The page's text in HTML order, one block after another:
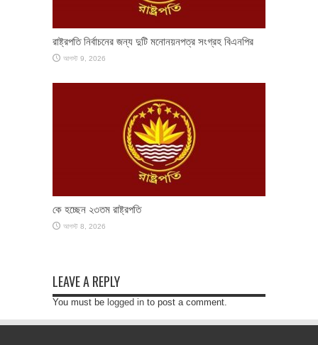
রাষ্ট্রপতি নির্বাচনের জন্য দুটি মনোনয়নপত্র সংগ্রহ বিএনপির
আগস্ট 9, 2026
কে হচ্ছেন ২৩তম রাষ্ট্রপতি
আগস্ট 8, 2026
LEAVE A REPLY
You must be logged in to post a comment.